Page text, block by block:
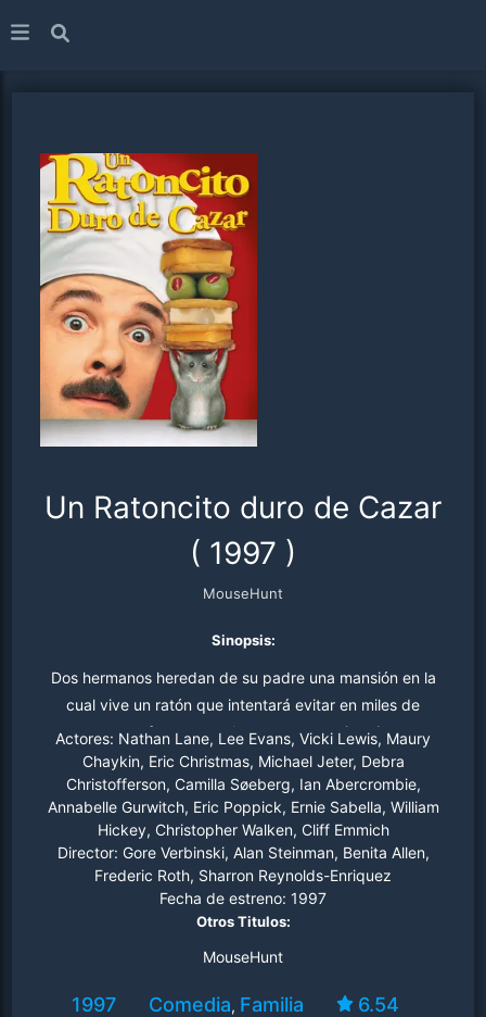
Un Ratoncito duro de Cazar
( 1997 )
MouseHunt
Sinopsis:
Dos hermanos heredan de su padre una mansión en la
cual vive un ratón que intentará evitar en miles de
maneras y formas que los nuevos propietarios se
deshagan de la casa.
Actores: Nathan Lane, Lee Evans, Vicki Lewis, Maury
Chaykin, Eric Christmas, Michael Jeter, Debra
Christofferson, Camilla Søeberg, Ian Abercrombie,
Annabelle Gurwitch, Eric Poppick, Ernie Sabella, William
Hickey, Christopher Walken, Cliff Emmich
Director: Gore Verbinski, Alan Steinman, Benita Allen,
Frederic Roth, Sharron Reynolds-Enriquez
Fecha de estreno: 1997
Otros Titulos:
MouseHunt
1997 Comedia, Familia 6.54